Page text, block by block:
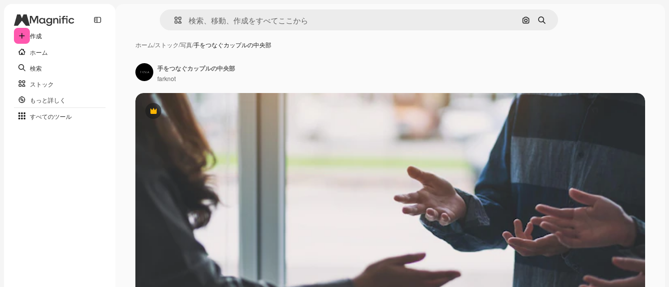
作成
ホーム
検索
ストック
もっと詳しく
すべてのツール
画像で検索
検索
ホーム/ストック/写真/手をつなぐカップルの中央部
Premium
手をつなぐカップルの中央部
farknot